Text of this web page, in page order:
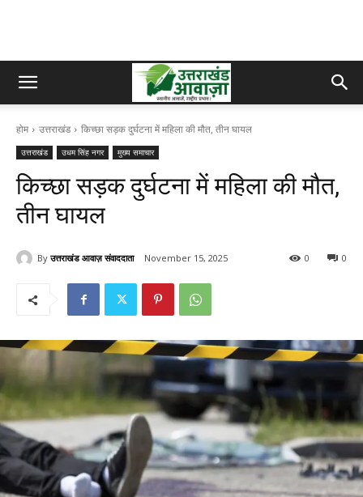
होम उत्तराखंड किच्छा सड़क दुर्घटना में महिला की मौत, तीन घायल
उत्तराखंड उधम सिंह नगर मुख्य समाचार
किच्छा सड़क दुर्घटना में महिला की मौत,
तीन घायल
By उत्तराखंड आवाज़ संवाददाता November 15, 2025 0
0